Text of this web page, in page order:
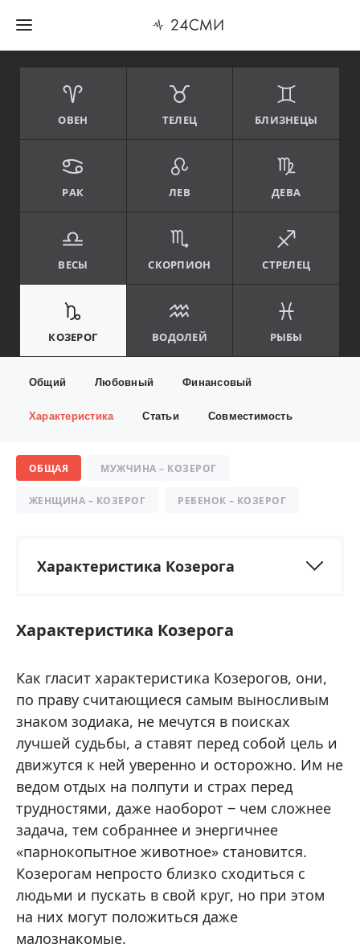
ОВЕН ТЕЛЕЦ БЛИЗНЕЦЫ
РАК ЛЕВ ДЕВА
ВЕСЫ СКОРПИОН СТРЕЛЕЦ
КОЗЕРОГ ВОДОЛЕЙ РЫБЫ
Общий Любовный Финансовый
Характеристика Статьи Совместимость
ОБЩАЯ МУЖЧИНА – КОЗЕРОГ
ЖЕНЩИНА – КОЗЕРОГ РЕБЕНОК – КОЗЕРОГ
Характеристика Козерога
Характеристика Козерога
Как гласит характеристика Козерогов, они,
по праву считающиеся самым выносливым
знаком зодиака, не мечутся в поисках
лучшей судьбы, а ставят перед собой цель и
движутся к ней уверенно и осторожно. Им не
ведом отдых на полпути и страх перед
трудностями, даже наоборот ‒ чем сложнее
задача, тем собраннее и энергичнее
«парнокопытное животное» становится.
Козерогам непросто близко сходиться с
людьми и пускать в свой круг, но при этом
на них могут положиться даже
малознакомые.